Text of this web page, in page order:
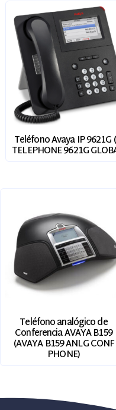
Teléfono Avaya IP 9621G
TELEPHONE 9621G
Teléfono analógico de
Conferencia AVAYA B159
(AVAYA B159 ANLG CONF
PHONE)